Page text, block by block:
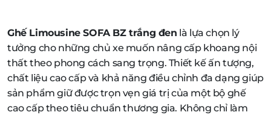
Ghế Limousine SOFA BZ trắng đen là lựa chọn lý
tưởng cho những chủ xe muốn nâng cấp khoang nội
thất theo phong cách sang trọng. Thiết kế ấn tượng,
chất liệu cao cấp và khả năng điều chỉnh đa dạng giúp
sản phẩm giữ được trọn vẹn giá trị của một bộ ghế
cao cấp theo tiêu chuẩn thương gia. Không chỉ làm